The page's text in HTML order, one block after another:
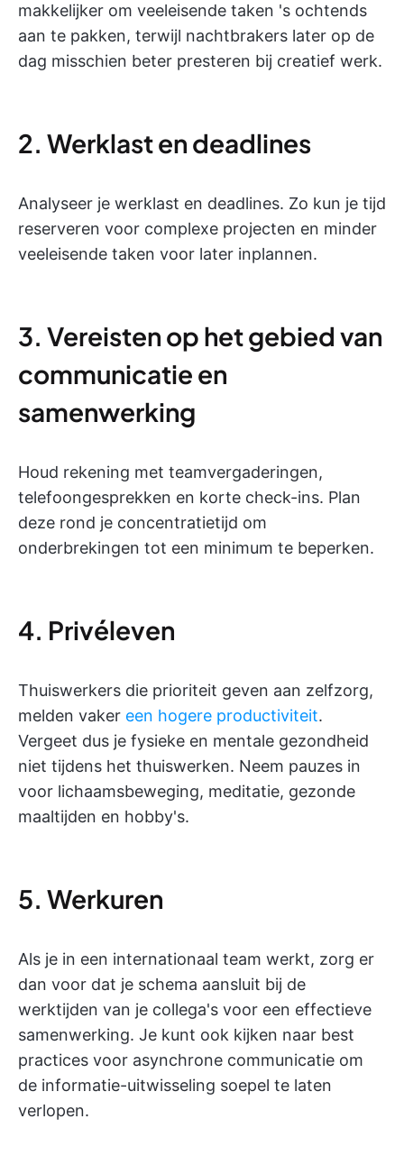
makkelijker om veeleisende taken 's ochtends
aan te pakken, terwijl nachtbrakers later op de
dag misschien beter presteren bij creatief werk.
2. Werklast en deadlines
Analyseer je werklast en deadlines. Zo kun je tijd
reserveren voor complexe projecten en minder
veeleisende taken voor later inplannen.
3. Vereisten op het gebied van
communicatie en
samenwerking
Houd rekening met teamvergaderingen,
telefoongesprekken en korte check-ins. Plan
deze rond je concentratietijd om
onderbrekingen tot een minimum te beperken.
4. Privéleven
Thuiswerkers die prioriteit geven aan zelfzorg,
melden vaker een hogere productiviteit.
Vergeet dus je fysieke en mentale gezondheid
niet tijdens het thuiswerken. Neem pauzes in
voor lichaamsbeweging, meditatie, gezonde
maaltijden en hobby's.
5. Werkuren
Als je in een internationaal team werkt, zorg er
dan voor dat je schema aansluit bij de
werktijden van je collega's voor een effectieve
samenwerking. Je kunt ook kijken naar best
practices voor asynchrone communicatie om
de informatie-uitwisseling soepel te laten
verlopen.